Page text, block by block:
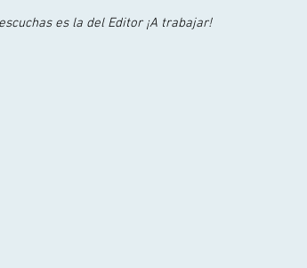
es la del Editor ¡A trabajar!